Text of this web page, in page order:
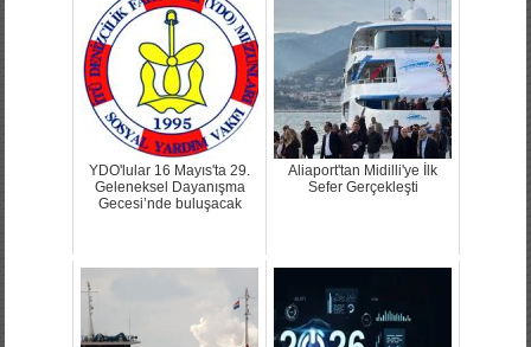
YDO'lular 16 Mayıs'ta 29.
Geleneksel Dayanışma
Gecesi’nde buluşacak
Aliaport'tan Midilli'ye İlk
Sefer Gerçekleşti